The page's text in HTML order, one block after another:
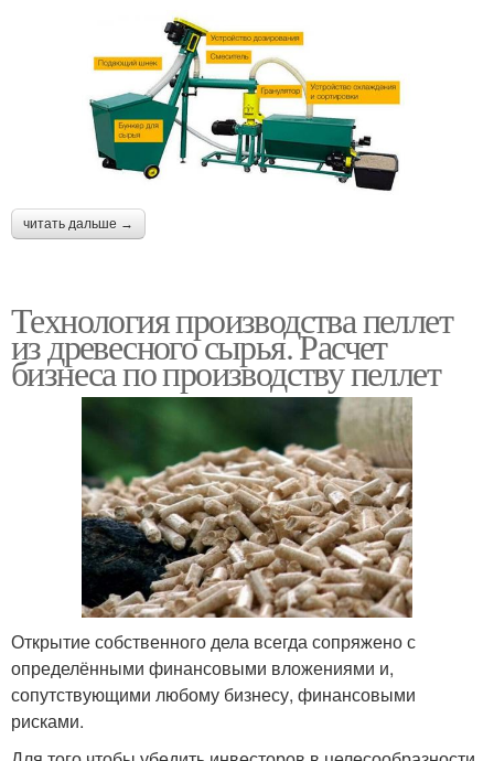
читать дальше →
Технология производства пеллет
из древесного сырья. Расчет
бизнеса по производству пеллет
Открытие собственного дела всегда сопряжено с
определёнными финансовыми вложениями и,
сопутствующими любому бизнесу, финансовыми
рисками.